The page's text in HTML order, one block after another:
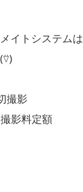
イトシステムは
撮影
影料定額